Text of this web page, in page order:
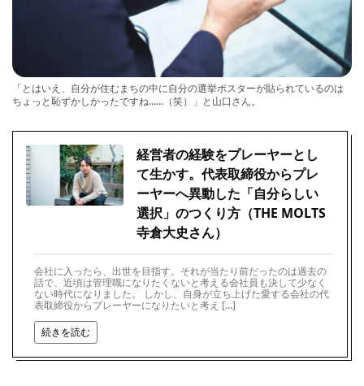
「とはいえ、自分が住むまちの中に自分の選挙ポスターが貼られているのは
ちょっと恥ずかしかったですね……（笑）」と山口さん。
経営者の経験をプレーヤーとし
て生かす。代表取締役からプレ
ーヤーへ異動した「自分らしい
選択」のつくり方（THE MOLTS
寺倉大史さん）
会社に入ったら、出世を目指す。それが当たり前だったのは過去の
話で、近頃は管理職になりたくないと考える会社員も決して少なく
ない時代になりました。 しかし、自身が立ち上げた愛する会社の代
表取締役からプレーヤーになりたいと考え […]
続きを読む